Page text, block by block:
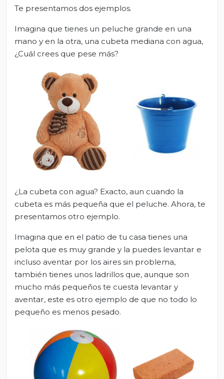
Te presentamos dos ejemplos.
Imagina que tienes un peluche grande en una
mano y en la otra, una cubeta mediana con agua,
¿Cuál crees que pese más?
¿La cubeta con agua? Exacto, aun cuando la
cubeta es más pequeña que el peluche. Ahora, te
presentamos otro ejemplo.
Imagina que en el patio de tu casa tienes una
pelota que es muy grande y la puedes levantar e
incluso aventar por los aires sin problema,
también tienes unos ladrillos que, aunque son
mucho más pequeños te cuesta levantar y
aventar, este es otro ejemplo de que no todo lo
pequeño es menos pesado.